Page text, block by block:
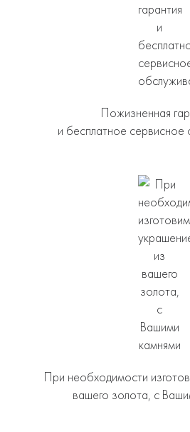
Пожизненная
и бесплатное сервисное
При необходимости
вашего золота, с